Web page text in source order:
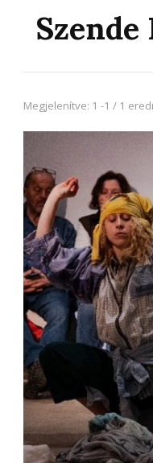
Megjelenítve: 1 -1 / 1